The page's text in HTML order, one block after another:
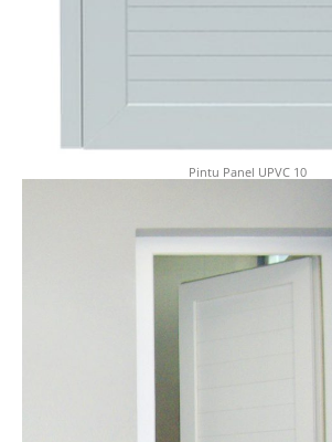
Pintu Panel UPVC 10